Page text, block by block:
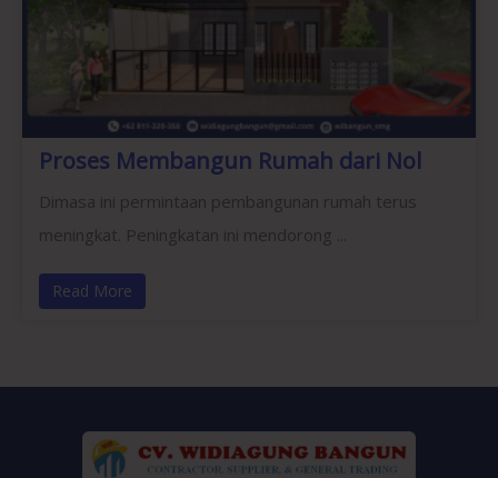
Proses Membangun Rumah dari Nol
Dimasa ini permintaan pembangunan rumah terus
meningkat. Peningkatan ini mendorong ...
Read More